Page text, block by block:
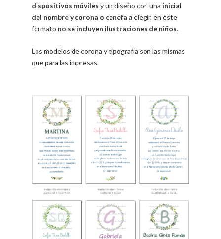
dispositivos móviles y un diseño con una inicial
del nombre y corona o cenefa a elegir, en éste
formato no se incluyen ilustraciones de niños.
Los modelos de corona y tipografía son las mismas
que para las impresas.